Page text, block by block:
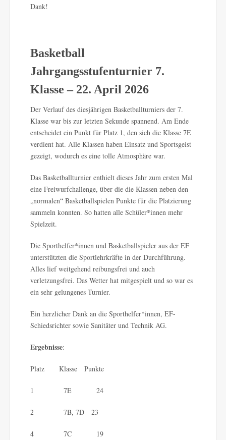
Dank!
Basketball
Jahrgangsstufenturnier 7.
Klasse – 22. April 2026
Der Verlauf des diesjährigen Basketballturniers der 7.
Klasse war bis zur letzten Sekunde spannend. Am Ende
entscheidet ein Punkt für Platz 1, den sich die Klasse 7E
verdient hat. Alle Klassen haben Einsatz und Sportsgeist
gezeigt, wodurch es eine tolle Atmosphäre war.
Das Basketballturnier enthielt dieses Jahr zum ersten Mal
eine Freiwurfchallenge, über die die Klassen neben den
„normalen“ Basketballspielen Punkte für die Platzierung
sammeln konnten. So hatten alle Schüler*innen mehr
Spielzeit.
Die Sporthelfer*innen und Basketballspieler aus der EF
unterstützten die Sportlehrkräfte in der Durchführung.
Alles lief weitgehend reibungsfrei und auch
verletzungsfrei. Das Wetter hat mitgespielt und so war es
ein sehr gelungenes Turnier.
Ein herzlicher Dank an die Sporthelfer*innen, EF-
Schiedsrichter sowie Sanitäter und Technik AG.
Ergebnisse:
Platz Klasse Punkte
1 7E 24
2 7B, 7D 23
4 7C 19